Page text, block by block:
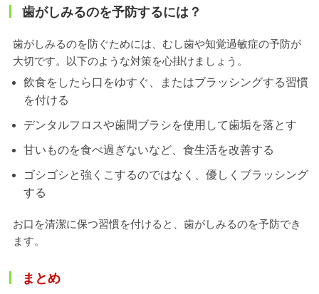
歯がしみるのを予防するには？
歯がしみるのを防ぐためには、むし歯や知覚過敏症の予防が
大切です。以下のような対策を心掛けましょう。
飲食をしたら口をゆすぐ、またはブラッシングする習慣
を付ける
デンタルフロスや歯間ブラシを使用して歯垢を落とす
甘いものを食べ過ぎないなど、食生活を改善する
ゴシゴシと強くこするのではなく、優しくブラッシング
する
お口を清潔に保つ習慣を付けると、歯がしみるのを予防でき
ます。
まとめ